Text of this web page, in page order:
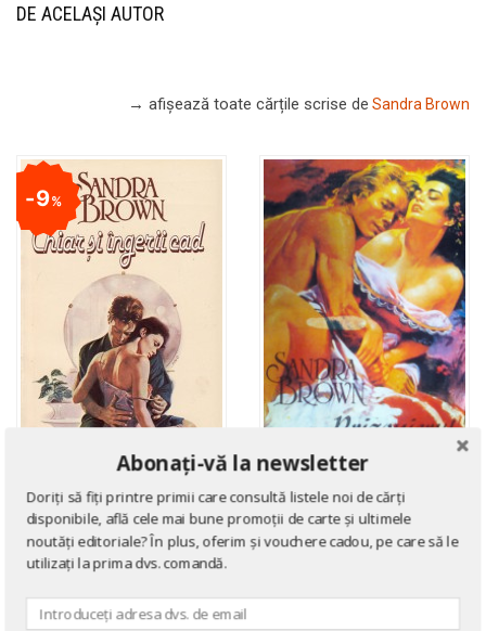
DE ACELAȘI AUTOR
→ afișează toate cărțile scrise de Sandra Brown
ROMANE DE DRAGOSTE
Chiar si ingerii cad
9%
de Sandra Brown
ROMANE DE DRAGOSTE
Prizonierul dorintei
Abonați-vă la newsletter
Doriți să fiți printre primii care consultă listele noi de cărți
disponibile, află cele mai bune promoții de carte și ultimele
noutăți editoriale? În plus, oferim și vouchere cadou, pe care să le
utilizați la prima dvs. comandă.